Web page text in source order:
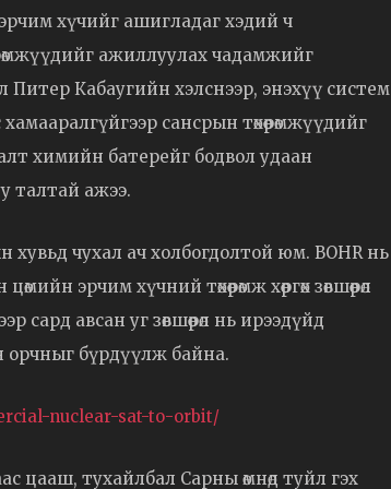
хүчийг ашигладаг хэдий ч
ажиллуулах чадамжийг
Кабаугийн хэлснээр, энэхүү систем
сансрын төхөөрөмжүүдийг
химийн батерейг бодвол удаан
талтай ажээ.
хувьд чухал ач холбогдолтой юм. BOHR нь
хүчний төхөөрөмж хөөргөх зөвшөөрөл
авсан уг зөвшөөрөл нь ирээдүйд
орчныг бүрдүүлж байна.
nuclear-sat-to-orbit/
цааш, тухайлбал Сарны өмнөд туйл гэх